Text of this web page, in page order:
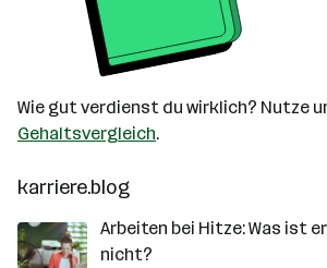
Wie gut verdienst du wirklich? Nutze
Gehaltsvergleich.
karriere.blog
Arbeiten bei Hitze: Was ist
nicht?